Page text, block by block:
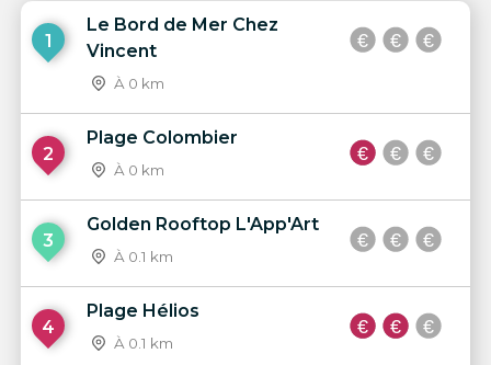
1
Le Bord de Mer Chez
Vincent
À 0 km
2
Plage Colombier
À 0 km
3
Golden Rooftop L'App'Art
À 0.1 km
4
Plage Hélios
À 0.1 km